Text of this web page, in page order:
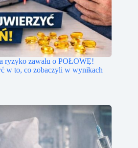
ryzyko zawału o POŁOWĘ!
w to, co zobaczyli w wynikach